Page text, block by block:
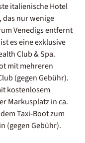
italienische Hotel
nur wenige
Venedigs entfernt
es eine exklusive
Club & Spa.
mit mehreren
(gegen Gebühr).
kostenlosem
Markusplatz in ca.
Taxi-Boot zum
(gegen Gebühr).